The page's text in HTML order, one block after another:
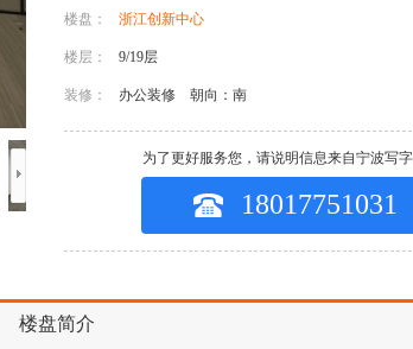
楼盘： 浙江创新中心
楼层： 9/19层
装修： 办公装修 朝向：南
为了更好服务您，请说明信息来自宁波写
18017751031
楼盘简介